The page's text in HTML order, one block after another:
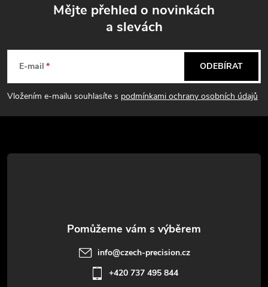
p
a
t
Mějte přehled o novinkách
a slevách
E-mail
Vložením e-mailu souhlasíte s podmínkami ochrany osobních údajů
ODEBÍRAT
info@czech-precision.cz
+420 737 495 844